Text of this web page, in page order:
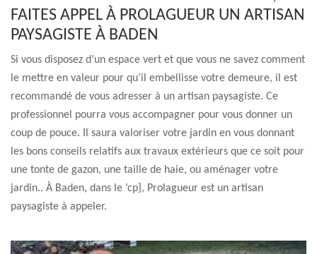
FAITES APPEL À PROLAGUEUR UN ARTISAN
PAYSAGISTE À BADEN
Si vous disposez d’un espace vert et que vous ne savez comment
le mettre en valeur pour qu’il embellisse votre demeure, il est
recommandé de vous adresser à un artisan paysagiste. Ce
professionnel pourra vous accompagner pour vous donner un
coup de pouce. Il saura valoriser votre jardin en vous donnant
les bons conseils relatifs aux travaux extérieurs que ce soit pour
une tonte de gazon, une taille de haie, ou aménager votre
jardin.. À Baden, dans le ‘cp}, Prolagueur est un artisan
paysagiste à appeler.